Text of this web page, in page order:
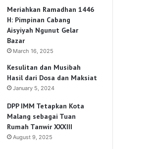
Meriahkan Ramadhan 1446
H: Pimpinan Cabang
Aisyiyah Ngunut Gelar
Bazar
March 16, 2025
Kesulitan dan Musibah
Hasil dari Dosa dan Maksiat
January 5, 2024
DPP IMM Tetapkan Kota
Malang sebagai Tuan
Rumah Tanwir XXXIII
August 9, 2025